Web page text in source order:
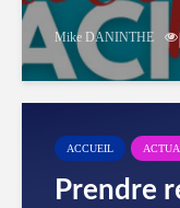
Mike DANINTHE
ACCUEIL
Prendre